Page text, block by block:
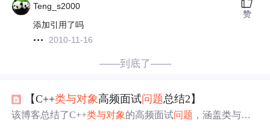
Teng_s2000
添加引用了吗
2010-11-16
赞
——到底了——
【C++类与对象高频面试问题总结2】
该博客总结了C++类与对象的高频面试问题 ，涵盖类与面